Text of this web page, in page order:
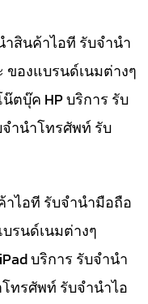
ำสินค้าไอที รับจำนำ
องแบรนด์เนมต่างๆ
ตบุ๊ค HP บริการ รับ
ำนำโทรศัพท์ รับ
าไอที รับจำนำมือถือ
รนด์เนมต่างๆ
บริการ รับจำนำ
ทรศัพท์ รับจำนำไอ